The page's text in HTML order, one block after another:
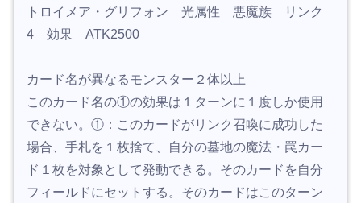
トロイメア・グリフォン 光属性 悪魔族 リンク
4 効果 ATK2500
カード名が異なるモンスター２体以上
このカード名の①の効果は１ターンに１度しか使用
できない。①：このカードがリンク召喚に成功した
場合、手札を１枚捨て、自分の墓地の魔法・罠カー
ド１枚を対象として発動できる。そのカードを自分
フィールドにセットする。そのカードはこのターン